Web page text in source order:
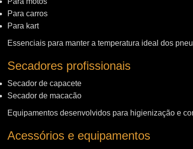
Para carros
Para kart
Essenciais para manter a temperatura ideal dos
Secadores profissionais
Secador de capacete
Secador de macacão
Equipamentos desenvolvidos para higienização e
Acessórios e equipamentos